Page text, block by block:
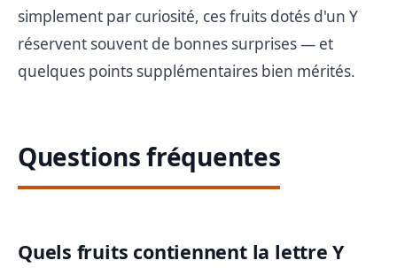
simplement par curiosité, ces fruits dotés d'un Y
réservent souvent de bonnes surprises — et
quelques points supplémentaires bien mérités.
Questions fréquentes
Quels fruits contiennent la lettre Y